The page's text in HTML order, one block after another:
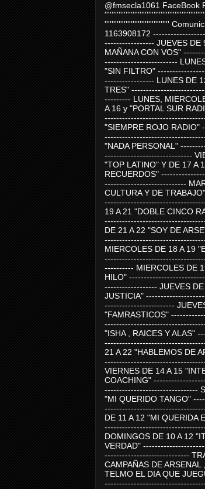
@fmsecla1061 FaceBook
'''''''''''''''''''''''''''''''''''''
1163908172
----------------- JUEVES DE
MAÑANA CON VOS"
-------------------------
"SIN FILTRO"
----------------- LUNES DE
TRES"
--------- LUNES,
A 16 y "PORTAL SUR
"SIEMPRE ROJO
"NADA PERSONAL"
------------------------------
"TOP LATINO" Y DE 17 A
RECUERDOS"
----------------------------
CULTURA Y DE
19 A 21 "DOBLE CINCO
DE 21 A 22 "SOY DE
MIERCOLES DE 18 A 19
---------- MIERCOLES DE
HILO"
------------------ JUEVES DE
JUSTICIA"
------------------------
"FAMRASTICOS"
"ISHA , RAICES Y ALAS"
21 A 22 "HABLEMOS DE
VIERNES DE 14 A 15
COACHING"
--------------------------------
"MI QUERIDO TANGO"
DE 11 A 12 "MI QUERIDA
DOMINGOS DE 10 A 12
VERDAD"
-----------------------------
CAMPAÑAS DE ARSENAL
TELMO EL DIA QUE